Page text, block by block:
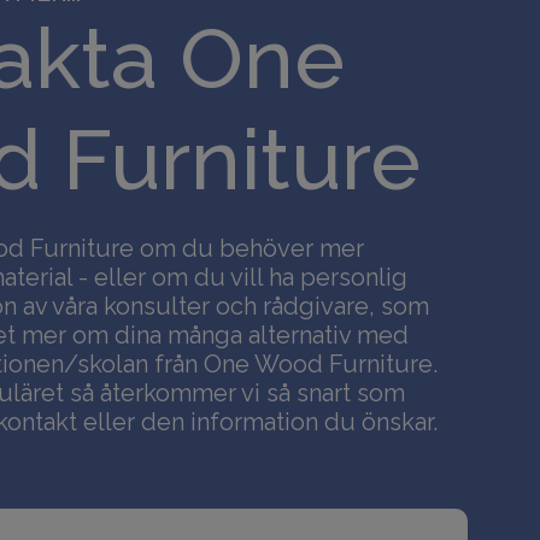
One
Furniture
Furniture om du behöver mer
- eller om du vill ha personlig
av våra konsulter och rådgivare, som
mer om dina många alternativ med
skolan från One Wood Furniture.
så återkommer vi så snart som
eller den information du önskar.